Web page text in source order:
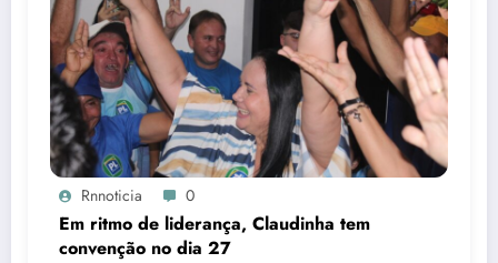
Rnnoticia 0
Em ritmo de liderança, Claudinha tem
convenção no dia 27